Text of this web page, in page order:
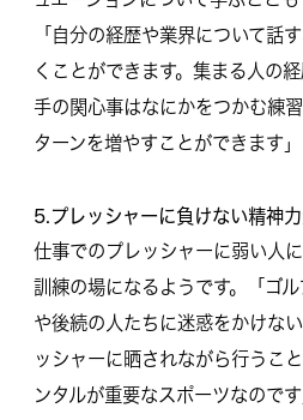
「自分の経歴や業界について話
くことができます。集まる人の
手の関心事はなにかをつかむ練
ターンを増やすことができます」
5.プレッシャーに負けない精神
仕事でのプレッシャーに弱い人
訓練の場になるようです。「ゴ
や後続の人たちに迷惑をかけな
ッシャーに晒されながら行うこ
ンタルが重要なスポーツなのです